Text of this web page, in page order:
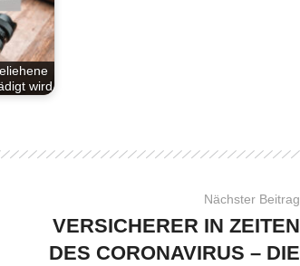
wird
Nächster Beitrag
VERSICHERER IN ZEITEN
DES CORONAVIRUS – DIE